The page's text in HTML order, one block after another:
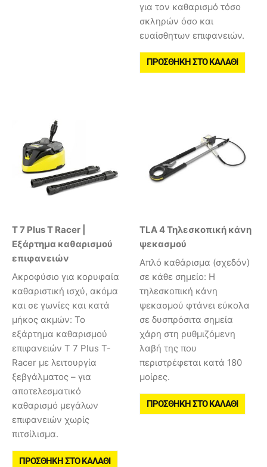
για τον καθαρισμό τόσο
σκληρών όσο και
ευαίσθητων επιφανειών.
ΠΡΟΣΘΉΚΗ ΣΤΟ ΚΑΛΆΘΙ
T 7 Plus T Racer |
Εξάρτημα καθαρισμού
επιφανειών
Ακροφύσιο για κορυφαία
καθαριστική ισχύ, ακόμα
και σε γωνίες και κατά
μήκος ακμών: Το
εξάρτημα καθαρισμού
επιφανειών T 7 Plus T-
Racer με λειτουργία
ξεβγάλματος – για
αποτελεσματικό
καθαρισμό μεγάλων
επιφανειών χωρίς
πιτσίλισμα.
ΠΡΟΣΘΉΚΗ ΣΤΟ ΚΑΛΆΘΙ
TLA 4 Τηλεσκοπική κάνη
ψεκασμού
Απλό καθάρισμα (σχεδόν)
σε κάθε σημείο: Η
τηλεσκοπική κάνη
ψεκασμού φτάνει εύκολα
σε δυσπρόσιτα σημεία
χάρη στη ρυθμιζόμενη
λαβή της που
περιστρέφεται κατά 180
μοίρες.
ΠΡΟΣΘΉΚΗ ΣΤΟ ΚΑΛΆΘΙ